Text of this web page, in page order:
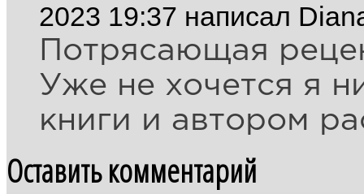
2023 19:37 написал
Потрясающая
Уже не хочется я
книги и автором
Оставить комментарий